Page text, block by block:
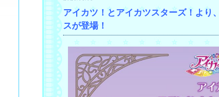
アイカツ！とアイカツスターズ！より
スが登場！